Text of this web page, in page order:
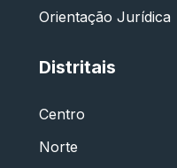
Orientação Jurídica
Distritais
Centro
Norte